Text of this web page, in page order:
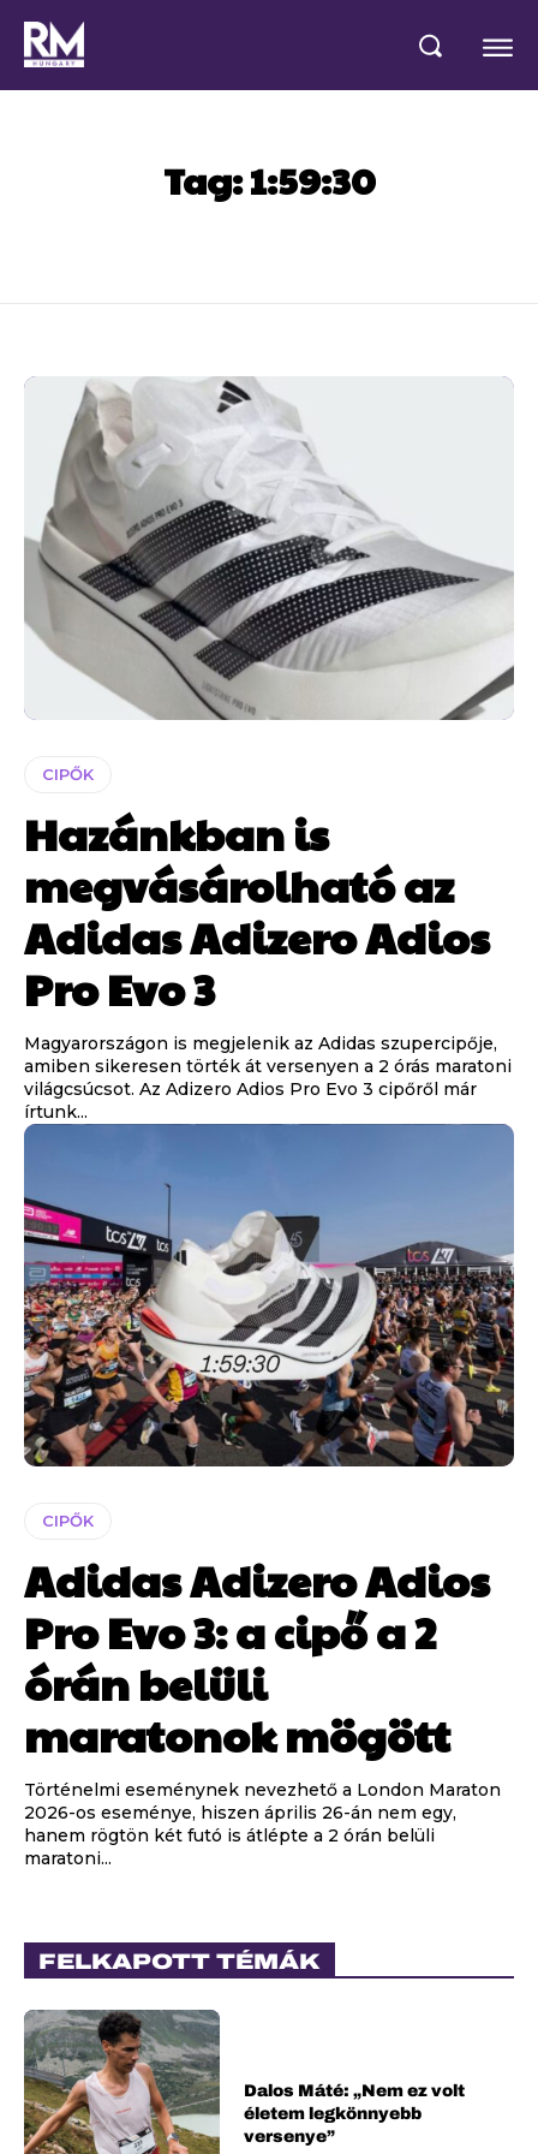
Tag:1:59:30
CIPŐK
Hazánkban is
megvásárolható az
Adidas Adizero Adios
Pro Evo 3
Magyarországon is megjelenik az Adidas szupercipője,
amiben sikeresen törték át versenyen a 2 órás maratoni
világcsúcsot. Az Adizero Adios Pro Evo 3 cipőről már
írtunk...
CIPŐK
Adidas Adizero Adios
Pro Evo 3: a cipő a 2
órán belüli
maratonok mögött
Történelmi eseménynek nevezhető a London Maraton
2026-os eseménye, hiszen április 26-án nem egy,
hanem rögtön két futó is átlépte a 2 órán belüli
maratoni...
FELKAPOTT TÉMÁK
Dalos Máté: „Nem ez volt
életem legkönnyebb
versenye”